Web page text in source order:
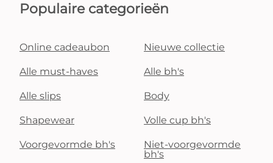
Populaire categorieën
Online cadeaubon Nieuwe collectie
Alle must-haves Alle bh's
Alle slips Body
Shapewear Volle cup bh's
Voorgevormde bh's
Niet-voorgevormde
bh's